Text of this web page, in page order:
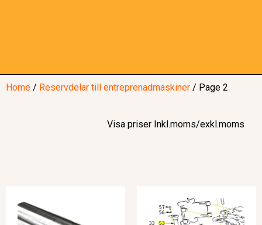
Home / Reservdelar till entreprenadmaskiner / Page 2
Visa priser Inkl.moms/exkl.moms